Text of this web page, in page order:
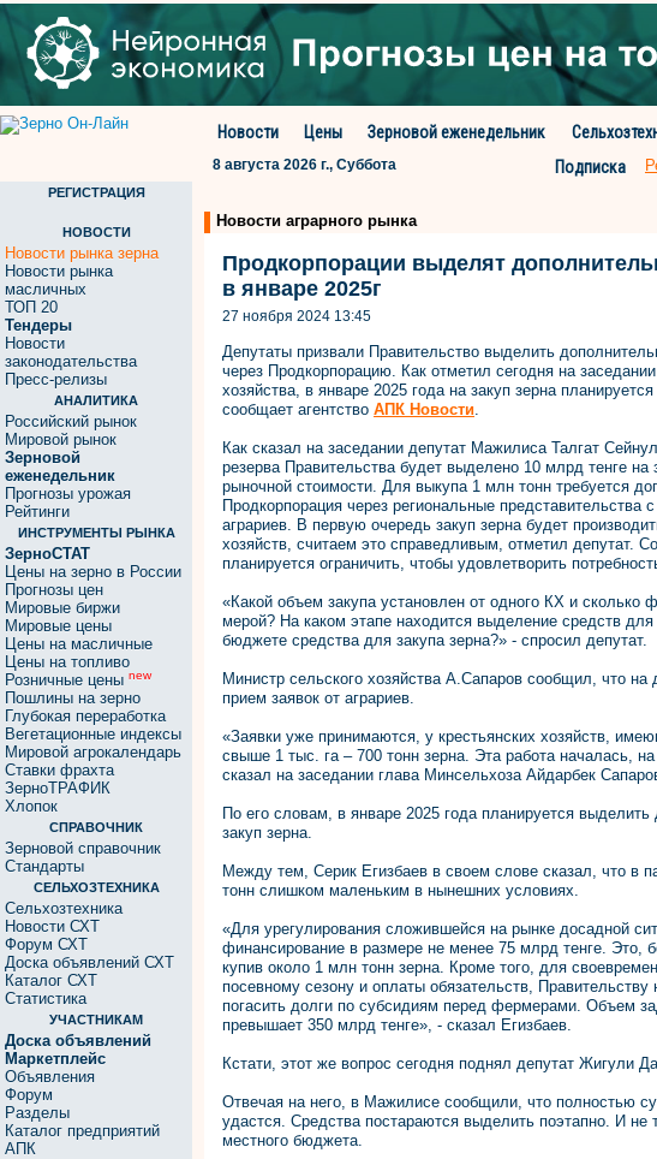
Новости Цены Зерновой еженедельник
Подписка
8 августа 2026 г., Суббота
РЕГИСТРАЦИЯ
НОВОСТИ
Новости рынка зерна
Новости рынка
масличных
ТОП 20
Тендеры
Новости
законодательства
Пресс-релизы
АНАЛИТИКА
Российский рынок
Мировой рынок
Зерновой
еженедельник
Прогнозы урожая
Рейтинги
ИНСТРУМЕНТЫ РЫНКА
ЗерноСТАТ
Цены на зерно в России
Прогнозы цен
Мировые биржи
Мировые цены
Цены на масличные
Цены на топливо
Розничные цены new
Пошлины на зерно
Глубокая переработка
Вегетационные индексы
Мировой агрокалендарь
Ставки фрахта
ЗерноТРАФИК
Хлопок
СПРАВОЧНИК
Зерновой справочник
Стандарты
СЕЛЬХОЗТЕХНИКА
Сельхозтехника
Новости СХТ
Форум СХТ
Доска объявлений СХТ
Каталог СХТ
Статистика
УЧАСТНИКАМ
Доска объявлений
Маркетплейс
Объявления
Форум
Разделы
Каталог предприятий
АПК
Новости аграрного рынка
Продкорпорации выделят
в январе 2025г
27 ноября 2024 13:45
Депутаты призвали Правительство выделить
через Продкорпорацию. Как отметил сегодня на
хозяйства, в январе 2025 года на закуп зерна
сообщает агентство АПК Новости.
Как сказал на заседании депутат Мажилиса Талгат
резерва Правительства будет выделено 10 млрд тенге на
рыночной стоимости. Для выкупа 1 млн тонн требуется
Продкорпорация через региональные представительства
аграриев. В первую очередь закуп зерна будет
хозяйств, считаем это справедливым, отметил депутат.
планируется ограничить, чтобы удовлетворить
«Какой объем закупа установлен от одного КХ и сколько
мерой? На каком этапе находится выделение средств
бюджете средства для закупа зерна?» - спросил депутат.
Министр сельского хозяйства А.Сапаров сообщил, что
прием заявок от аграриев.
«Заявки уже принимаются, у крестьянских хозяйств,
свыше 1 тыс. га – 700 тонн зерна. Эта работа началась,
сказал на заседании глава Минсельхоза Айдарбек
По его словам, в январе 2025 года планируется
закуп зерна.
Между тем, Серик Егизбаев в своем слове сказал, что в
тонн слишком маленьким в нынешних условиях.
«Для урегулирования сложившейся на рынке досадной
финансирование в размере не менее 75 млрд тенге. Это,
купив около 1 млн тонн зерна. Кроме того, для
посевному сезону и оплаты обязательств,
погасить долги по субсидиям перед фермерами. Объем
превышает 350 млрд тенге», - сказал Егизбаев.
Кстати, этот же вопрос сегодня поднял депутат Жигули
Отвечая на него, в Мажилисе сообщили, что полностью
удастся. Средства постараются выделить поэтапно. И не
местного бюджета.